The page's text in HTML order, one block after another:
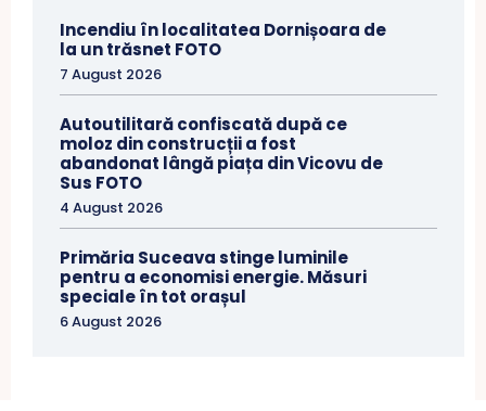
Incendiu în localitatea Dornișoara de
la un trăsnet FOTO
7 August 2026
Autoutilitară confiscată după ce
moloz din construcții a fost
abandonat lângă piața din Vicovu de
Sus FOTO
4 August 2026
Primăria Suceava stinge luminile
pentru a economisi energie. Măsuri
speciale în tot orașul
6 August 2026